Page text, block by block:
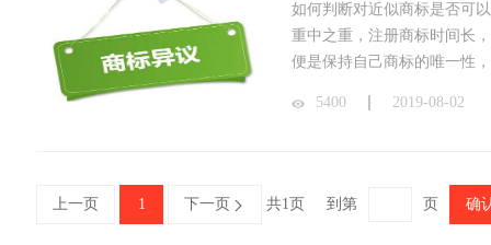
如何判断对近似商标是否可
重中之重，注册商标时间长
便是保持自己商标的唯一性
5400 2019-08-02
上一页 1 下一页  共1页 到第 页 确